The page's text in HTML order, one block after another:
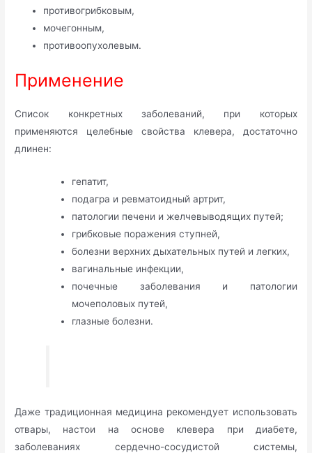
противогрибковым,
мочегонным,
противоопухолевым.
Применение
Список конкретных заболеваний, при которых
применяются целебные свойства клевера, достаточно
длинен:
гепатит,
подагра и ревматоидный артрит,
патологии печени и желчевыводящих путей;
грибковые поражения ступней,
болезни верхних дыхательных путей и легких,
вагинальные инфекции,
почечные заболевания и патологии
мочеполовых путей,
глазные болезни.
Даже традиционная медицина рекомендует использовать
отвары, настои на основе клевера при диабете,
заболеваниях сердечно-сосудистой системы,